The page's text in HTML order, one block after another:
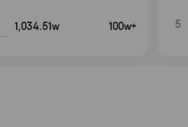
1,034.51w 100w+ 5